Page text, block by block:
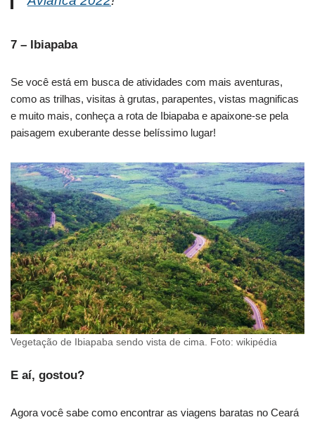
7 – Ibiapaba
Se você está em busca de atividades com mais aventuras,
como as trilhas, visitas à grutas, parapentes, vistas magnificas
e muito mais, conheça a rota de Ibiapaba e apaixone-se pela
paisagem exuberante desse belíssimo lugar!
Vegetação de Ibiapaba sendo vista de cima. Foto: wikipédia
E aí, gostou?
Agora você sabe como encontrar as viagens baratas no Ceará